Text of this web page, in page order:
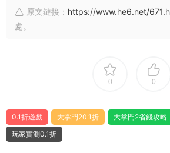
原文鏈接： https://www.he6.net/
處。
0 0
0.1折遊戲 大掌門20.1折 大掌門2省錢攻略
玩家實測0.1折